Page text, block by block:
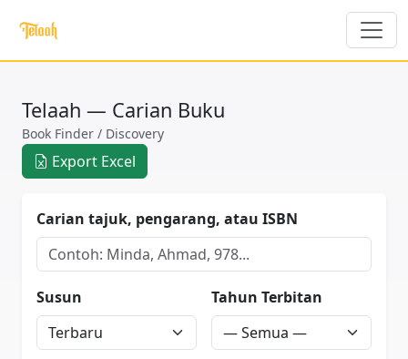
Telaah — Carian Buku
Book Finder / Discovery
Export Excel
Carian tajuk, pengarang, atau ISBN
Susun Tahun Terbitan